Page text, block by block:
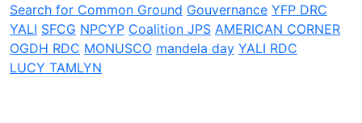
Search for Common Ground Gouvernance YFP DRC
YALI SFCG NPCYP Coalition JPS AMERICAN CORNER
OGDH RDC MONUSCO mandela day YALI RDC
LUCY TAMLYN